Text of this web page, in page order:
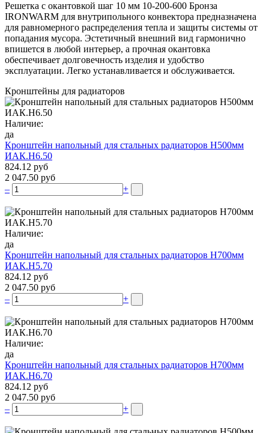
Решетка с окантовкой шаг 10 мм 10-200-600 Бронза
IRONWARM для внутрипольного конвектора предназначена
для равномерного распределения тепла и защиты системы от
попадания мусора. Эстетичный внешний вид гармонично
впишется в любой интерьер, а прочная окантовка
обеспечивает долговечность изделия и удобство
эксплуатации. Легко устанавливается и обслуживается.
Кронштейны для радиаторов
Наличие:
да
Кронштейн напольный для стальных радиаторов Н500мм
ИАК.Н6.50
824.12 руб
2 047.50 руб
–
+
Наличие:
да
Кронштейн напольный для стальных радиаторов Н700мм
ИАК.Н5.70
824.12 руб
2 047.50 руб
–
+
Наличие:
да
Кронштейн напольный для стальных радиаторов Н700мм
ИАК.Н6.70
824.12 руб
2 047.50 руб
–
+